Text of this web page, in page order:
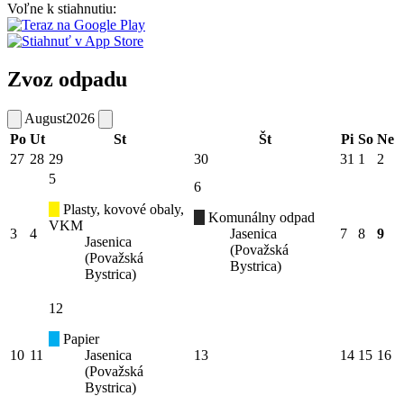
Voľne k stiahnutiu:
Zvoz odpadu
August2026
Po Ut St Št Pi So Ne
27 28 29 30 31 1 2
3 4
5
Plasty, kovové obaly,
VKM
Jasenica
(Považská
Bystrica)
6
Komunálny odpad
Jasenica
(Považská
Bystrica)
7 8 9
10 11
12
Papier
Jasenica
(Považská
Bystrica)
13 14 15 16